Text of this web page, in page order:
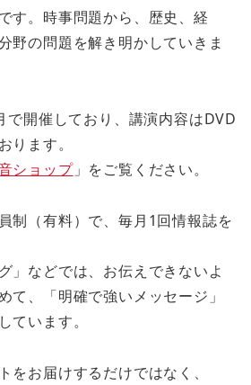
す。時事問題から、歴史、経
野の問題を解き明かしていきま
で開催しており、講演内容はDVD
ります。
ショップ」をご覧ください。
制（有料）で、毎月1回情報誌を
」などでは、お伝えできないよ
て、「明確で強いメッセージ」
ています。
をお届けするだけではなく、